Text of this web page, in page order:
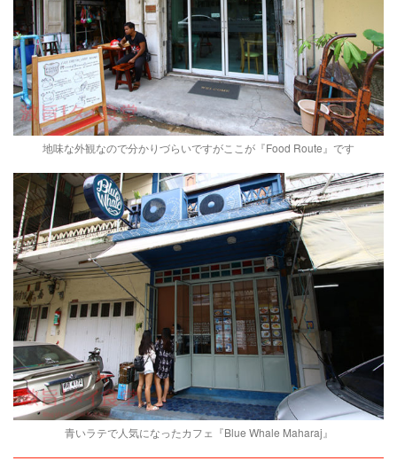
地味な外観なので分かりづらいですがここが『Food Route』です
青いラテで人気になったカフェ『Blue Whale Maharaj』